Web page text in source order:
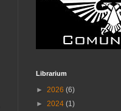
Librarium
► 2026 (6)
► 2024 (1)